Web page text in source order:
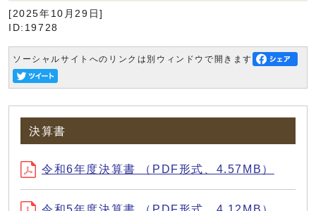
[2025年10月29日]
ID:19728
ソーシャルサイトへのリンクは別ウィンドウで開きます
決算書
令和6年度決算書 （PDF形式、4.57MB）